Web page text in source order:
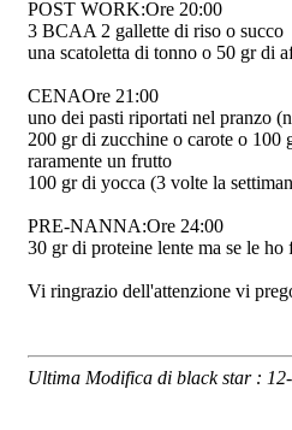
POST WORK:Ore 20:00
3 BCAA 2 gallette di riso o succo
una scatoletta di tonno o 50 gr di
CENAOre 21:00
uno dei pasti riportati nel pranzo
200 gr di zucchine o carote o 100
raramente un frutto
100 gr di yocca (3 volte la
PRE-NANNA:Ore 24:00
30 gr di proteine lente ma se le
Vi ringrazio dell'attenzione vi
Ultima Modifica di black star :